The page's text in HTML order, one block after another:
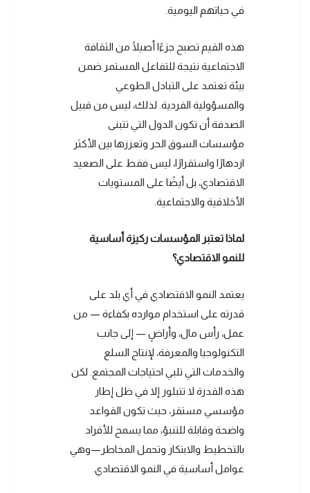
في حياتهم اليومية.
هذه القيم تصبح جزءًا أصيلًا من الثقافة
الاجتماعية نتيجة للتفاعل المستمر ضمن
بيئة تعتمد على التبادل الطوعي
والمسؤولية الفردية. لذلك، ليس من قبيل
الصدفة أن تكون الدول التي تتبنى
مؤسسات السوق الحر وتعززها بين الأكثر
ازدهارًا واستقرارًا، ليس فقط على الصعيد
الاقتصادي، بل أيضًا على المستويات
الأخلاقية والاجتماعية.
لماذا تعتبر المؤسسات ركيزة أساسية
للنمو الاقتصادي؟
يعتمد النمو الاقتصادي في أي بلد على
قدرته على استخدام موارده بكفاءة — من
عمل، رأس مال، وأراضٍ — إلى جانب
التكنولوجيا والمعرفة، لإنتاج السلع
والخدمات التي تلبي احتياجات المجتمع. لكن
هذه القدرة لا تتبلور إلا في ظل إطار
مؤسسي مستقر، حيث تكون القواعد
واضحة وقابلة للتنبؤ، مما يسمح للأفراد
بالتخطيط والابتكار وتحمل المخاطر—وهي
عوامل أساسية في النمو الاقتصادي.